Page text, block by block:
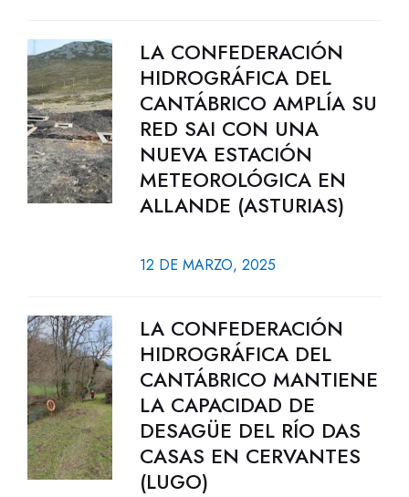
LA CONFEDERACIÓN
HIDROGRÁFICA DEL
CANTÁBRICO AMPLÍA SU
RED SAI CON UNA
NUEVA ESTACIÓN
METEOROLÓGICA EN
ALLANDE (ASTURIAS)
12 DE MARZO, 2025
LA CONFEDERACIÓN
HIDROGRÁFICA DEL
CANTÁBRICO MANTIENE
LA CAPACIDAD DE
DESAGÜE DEL RÍO DAS
CASAS EN CERVANTES
(LUGO)